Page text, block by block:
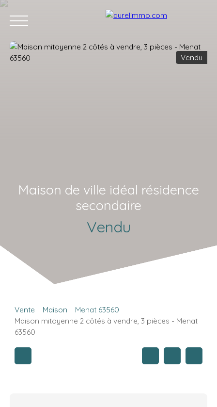
Vendu
Maison de ville idéal résidence
secondaire
Vendu
Vente Maison
Menat 63560
Maison mitoyenne 2 côtés à vendre, 3 pièces - Menat
63560